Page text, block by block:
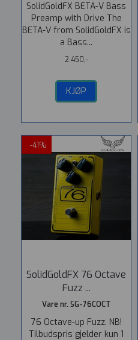
SolidGoldFX BETA-V Bass
Preamp with Drive The
BETA-V from SolidGoldFX is
a Bass...
2.450,-
KJØP
-41%
SolidGoldFX 76 Octave
Fuzz ...
Vare nr. SG-76COCT
76 Octave-up Fuzz. NB!
Tilbudspris gjelder kun 1